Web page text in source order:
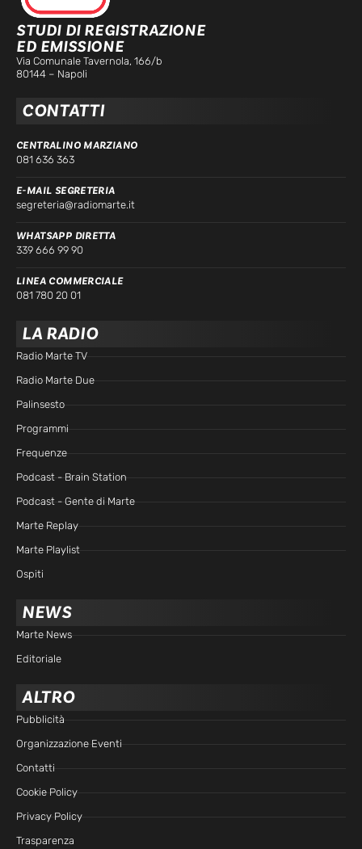
STUDI DI REGISTRAZIONE
ED EMISSIONE
Via Comunale Tavernola, 166/b
80144 – Napoli
CONTATTI
CENTRALINO MARZIANO
081 636 363
E-MAIL SEGRETERIA
segreteria@radiomarte.it
WHATSAPP DIRETTA
339 666 99 90
LINEA COMMERCIALE
081 780 20 01
LA RADIO
Radio Marte TV
Radio Marte Due
Palinsesto
Programmi
Frequenze
Podcast - Brain Station
Podcast - Gente di Marte
Marte Replay
Marte Playlist
Ospiti
NEWS
Marte News
Editoriale
ALTRO
Pubblicità
Organizzazione Eventi
Contatti
Cookie Policy
Privacy Policy
Trasparenza